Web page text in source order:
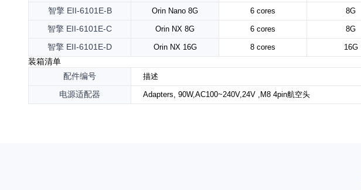
智擎 EII-6101E-B Orin Nano 8G 6 cores 8G
智擎 EII-6101E-C Orin NX 8G 6 cores 8G
智擎 EII-6101E-D Orin NX 16G 8 cores 16G
装箱清单
配件编号
描述
电源适配器 Adapters, 90W,AC100~240V,24V ,M8 4pin航空头